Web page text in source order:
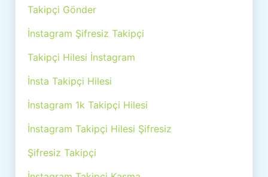
Takipçi Gönder
İnstagram Şifresiz Takipçi
Takipçi Hilesi İnstagram
İnsta Takipçi Hilesi
İnstagram 1k Takipçi Hilesi
İnstagram Takipçi Hilesi Şifresiz
Şifresiz Takipçi